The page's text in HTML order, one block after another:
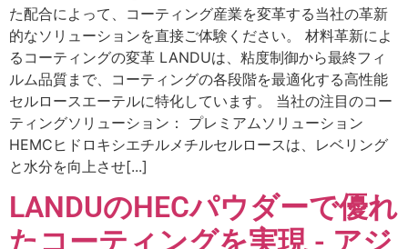
た配合によって、コーティング産業を変革する当社の革新
的なソリューションを直接ご体験ください。 材料革新によ
るコーティングの変革 LANDUは、粘度制御から最終フィ
ルム品質まで、コーティングの各段階を最適化する高性能
セルロースエーテルに特化しています。 当社の注目のコー
ティングソリューション： プレミアムソリューション
HEMCヒドロキシエチルメチルセルロースは、レベリング
と水分を向上させ[...]
LANDUのHECパウダーで優れ
たコーティングを実現 - アジ